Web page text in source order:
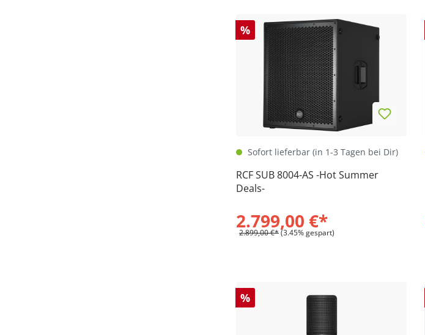
%
Sofort lieferbar (in 1-3 Tagen bei Dir)
RCF SUB 8004-AS -Hot Summer
Deals-
2.799,00 €*
2.899,00 €*(3.45% gespart)
%